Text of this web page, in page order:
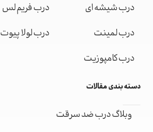
درب شیشه ای
درب فریم لس
درب لمینت
درب لولا پیوت
درب کامپوزیت
دسته بندی مقالات
وبلاگ درب ضد سرقت